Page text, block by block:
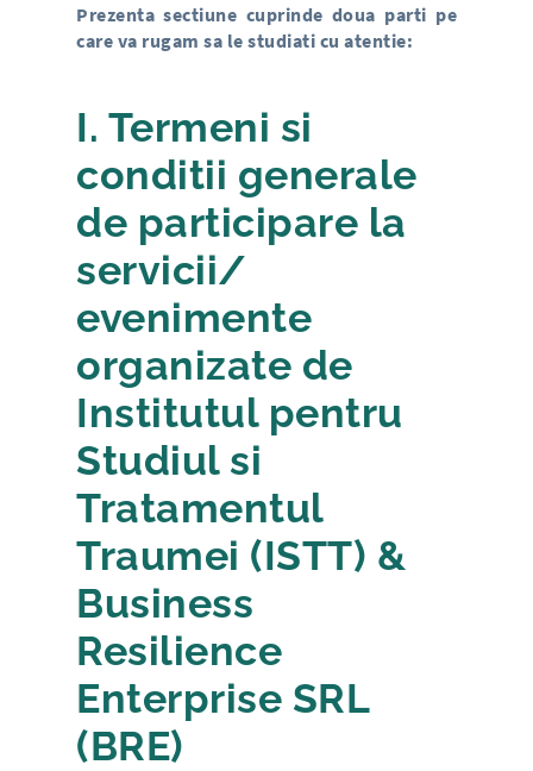
Prezenta sectiune cuprinde doua parti pe
care va rugam sa le studiati cu atentie:
I. Termeni si
conditii generale
de participare la
servicii/
evenimente
organizate de
Institutul pentru
Studiul si
Tratamentul
Traumei (ISTT) &
Business
Resilience
Enterprise SRL
(BRE)